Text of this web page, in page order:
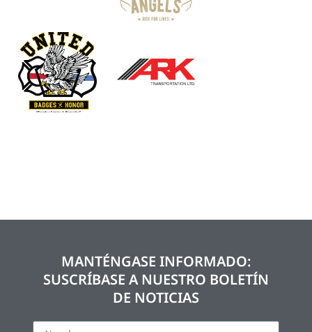
MANTÉNGASE INFORMADO:
SUSCRÍBASE A NUESTRO BOLETÍN
DE NOTICIAS